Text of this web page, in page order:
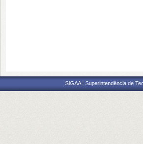
SIGAA | Superintendência de